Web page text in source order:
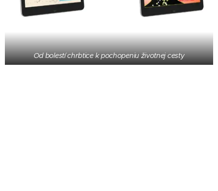
Od bolestí chrbtice k pochopeniu životnej cesty